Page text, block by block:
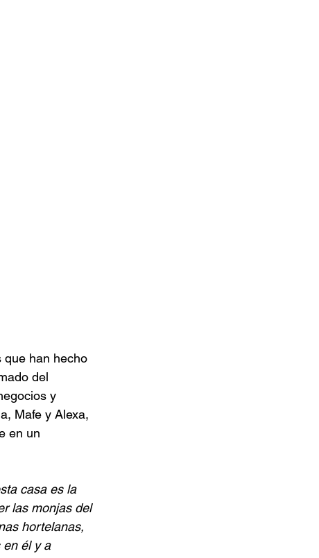
que han hecho
del
y
Mafe y Alexa,
en un
casa es la
las monjas del
hortelanas,
en él y a